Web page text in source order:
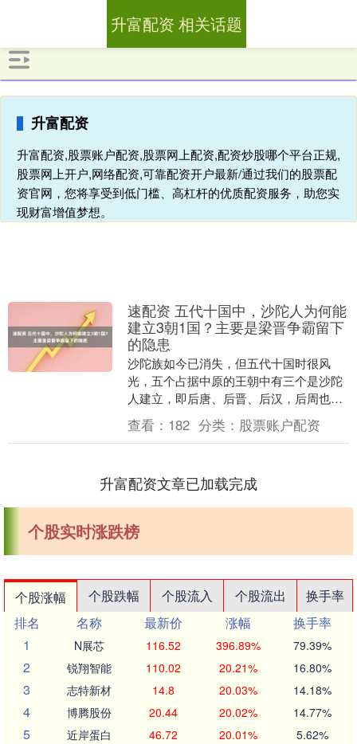
升富配资
升富配资,股票账户配资,股票网上配资,配资炒股哪个平台正规,
股票网上开户,网络配资,可靠配资开户最新/通过我们的股票配
资官网，您将享受到低门槛、高杠杆的优质配资服务，助您实
现财富增值梦想。
升富配资 相关话题
速配资 五代十国中，沙陀人为何能
建立3朝1国？主要是梁晋争霸留下
的隐患
沙陀族如今已消失，但五代十国时很风
光，五个占据中原的王朝中有三个是沙陀
人建立，即后唐、后晋、后汉，后周也基
于后汉建立，十国中的北汉也是沙陀人建
立的割据政权。 沙....
查看： 182 分类： 股票账户配资
升富配资文章已加载完成
个股实时涨跌榜
个股涨幅 个股跌幅 个股流入 个股流出
换手率
排名
名称 最新价 涨幅
换手率
1
N展芯 116.52 396.89% 79.39%
2 锐翔智能 110.02 20.21% 16.80%
3 志特新材 14.8 20.03% 14.18%
4 博腾股份 20.44 20.02% 14.77%
5 近岸蛋白 46.72 20.01% 5.62%